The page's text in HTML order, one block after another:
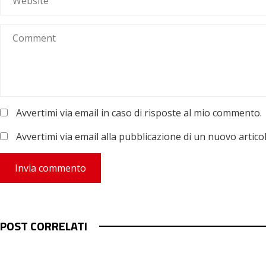
Avvertimi via email in caso di risposte al mio commento.
Avvertimi via email alla pubblicazione di un nuovo
POST CORRELATI